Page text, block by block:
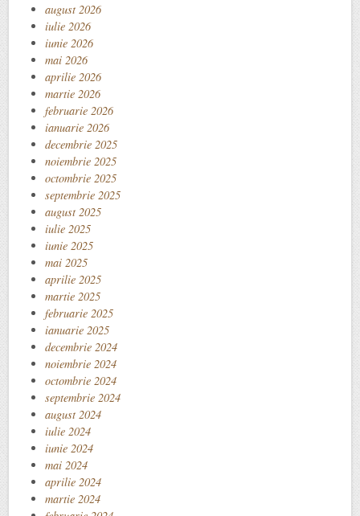
august 2026
iulie 2026
iunie 2026
mai 2026
aprilie 2026
martie 2026
februarie 2026
ianuarie 2026
decembrie 2025
noiembrie 2025
octombrie 2025
septembrie 2025
august 2025
iulie 2025
iunie 2025
mai 2025
aprilie 2025
martie 2025
februarie 2025
ianuarie 2025
decembrie 2024
noiembrie 2024
octombrie 2024
septembrie 2024
august 2024
iulie 2024
iunie 2024
mai 2024
aprilie 2024
martie 2024